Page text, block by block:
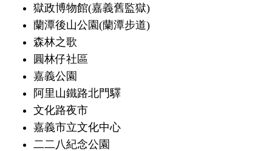
獄政博物館(嘉義舊監獄)
蘭潭後山公園(蘭潭步道)
森林之歌
圓林仔社區
嘉義公園
阿里山鐵路北門驛
文化路夜市
嘉義市立文化中心
二二八紀念公園